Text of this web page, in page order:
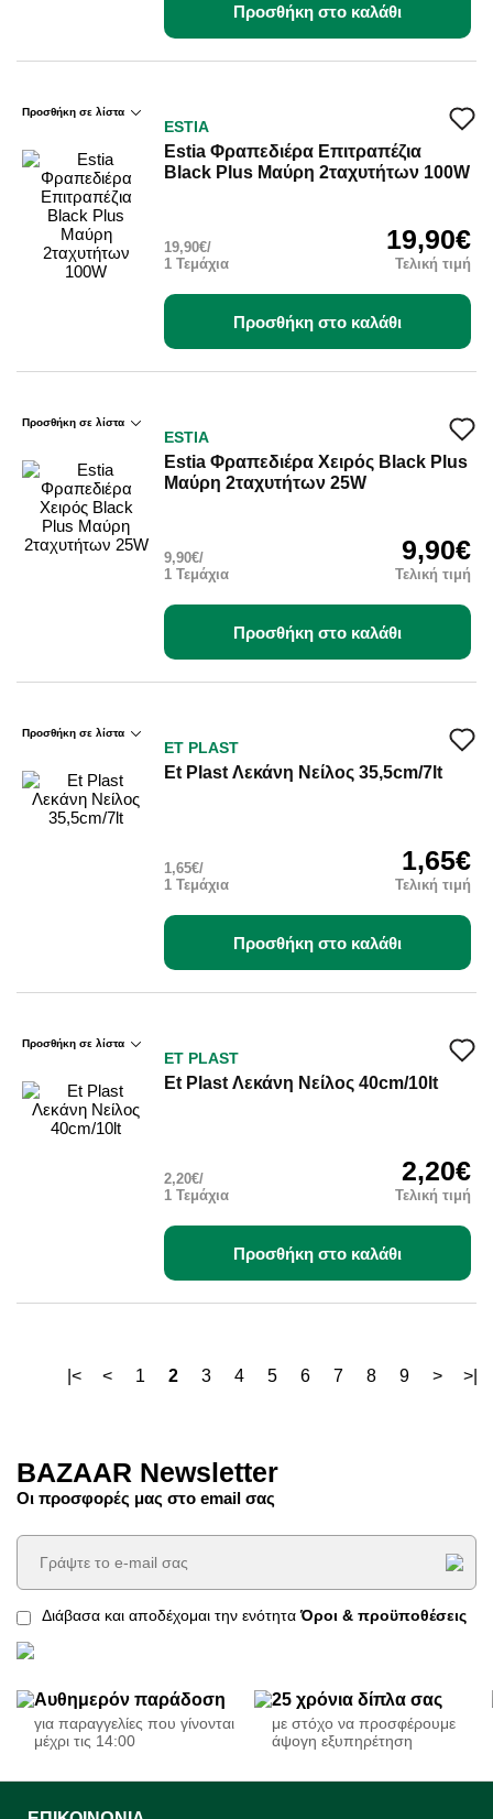
Προσθήκη στο καλάθι
Προσθήκη σε λίστα
ESTIA
Estia Φραπεδιέρα Επιτραπέζια
Black Plus Μαύρη 2ταχυτήτων 100W
19,90€
Τελική τιμή
1 Τεμάχια
19,90€/
Προσθήκη στο καλάθι
Προσθήκη σε λίστα
ESTIA
Estia Φραπεδιέρα Χειρός Black Plus
Μαύρη 2ταχυτήτων 25W
9,90€
Τελική τιμή
1 Τεμάχια
9,90€/
Προσθήκη στο καλάθι
Προσθήκη σε λίστα
ΕΤ PLAST
Et Plast Λεκάνη Νείλος 35,5cm/7lt
1,65€
Τελική τιμή
1 Τεμάχια
1,65€/
Προσθήκη στο καλάθι
Προσθήκη σε λίστα
ΕΤ PLAST
Et Plast Λεκάνη Νείλος 40cm/10lt
2,20€
Τελική τιμή
1 Τεμάχια
2,20€/
Προσθήκη στο καλάθι
|< < 1 2 3 4 5 6 7 8 9 > >|
BAZAAR Newsletter
Οι προσφορές μας στο email σας
Διάβασα και αποδέχομαι την ενότηταΌροι & προϋποθέσεις
Αυθημερόν παράδοση
για παραγγελίες που γίνονται
μέχρι τις 14:00
25 χρόνια δίπλα σας
με στόχο να προσφέρουμε
άψογη εξυπηρέτηση